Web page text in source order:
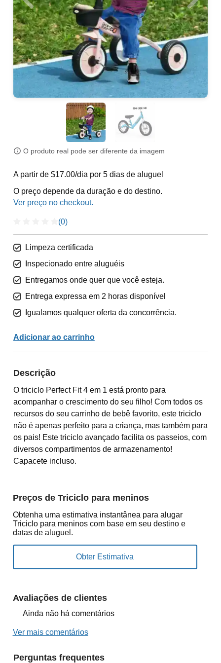
O produto real pode ser diferente da imagem
A partir de $17.00/dia por 5 dias de aluguel
O preço depende da duração e do destino.
(0)
Limpeza certificada
Inspecionado entre aluguéis
Entregamos onde quer que você esteja.
Entrega expressa em 2 horas disponível
Igualamos qualquer oferta da concorrência.
Adicionar ao carrinho
Descrição
O triciclo Perfect Fit 4 em 1 está pronto para
acompanhar o crescimento do seu filho! Com todos os
recursos do seu carrinho de bebê favorito, este triciclo
não é apenas perfeito para a criança, mas também para
os pais! Este triciclo avançado facilita os passeios, com
diversos compartimentos de armazenamento!
Capacete incluso.
Preços de Triciclo para meninos
Obtenha uma estimativa instantânea para alugar
Triciclo para meninos com base em seu destino e
datas de aluguel.
Avaliações de clientes
Ainda não há comentários
Ver mais comentários
Perguntas frequentes